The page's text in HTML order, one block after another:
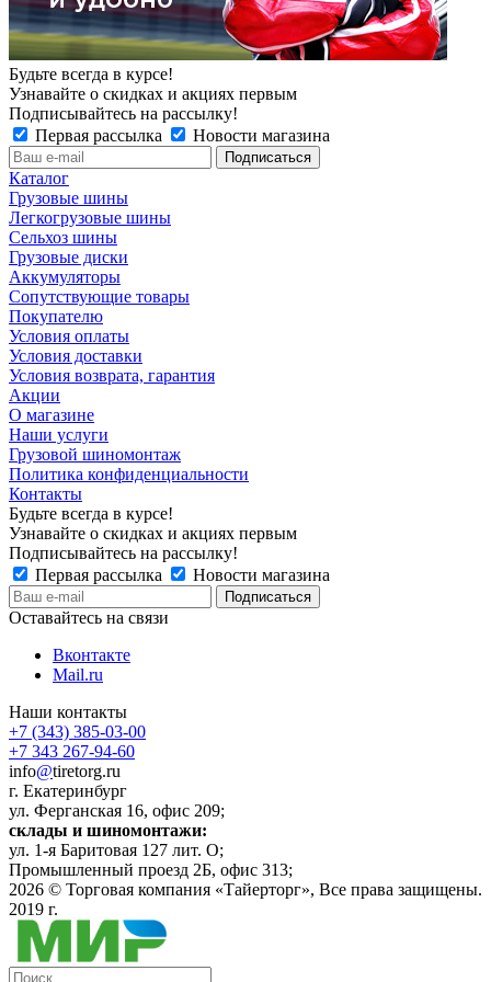
Будьте всегда в курсе!
Узнавайте о скидках и акциях первым
Подписывайтесь на рассылку!
Первая рассылка
Новости магазина
Каталог
Грузовые шины
Легкогрузовые шины
Сельхоз шины
Грузовые диски
Аккумуляторы
Сопутствующие товары
Покупателю
Условия оплаты
Условия доставки
Условия возврата, гарантия
Акции
О магазине
Наши услуги
Грузовой шиномонтаж
Политика конфиденциальности
Контакты
Будьте всегда в курсе!
Узнавайте о скидках и акциях первым
Подписывайтесь на рассылку!
Первая рассылка
Новости магазина
Оставайтесь на связи
Вконтакте
Mail.ru
Наши контакты
+7 (343) 385-03-00
+7 343 267-94-60
info@tiretorg.ru
г. Екатеринбург
ул. Ферганская 16, офис 209;
склады и шиномонтажи:
ул. 1-я Баритовая 127 лит. О;
Промышленный проезд 2Б, офис 313;
2026 © Торговая компания «Тайерторг», Все права защищены.
2019 г.